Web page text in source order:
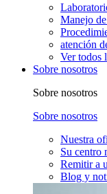
Manejo
atención
Ver todos
Sobre nosotros
Sobre nosotros
Sobre nosotros
Nuestra
Su centro
Remitir a
Blog y